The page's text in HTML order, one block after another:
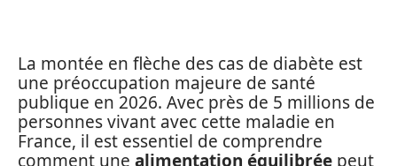
La montée en flèche des cas de diabète est
une préoccupation majeure de santé
publique en 2026. Avec près de 5 millions de
personnes vivant avec cette maladie en
France, il est essentiel de comprendre
comment une alimentation équilibrée peut